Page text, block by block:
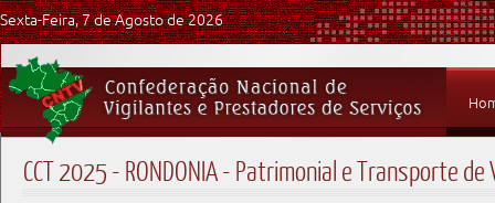
Sexta-Feira, 7 de Agosto de 2026
CCT 2025 - RONDONIA - Patrimonial e Transporte de